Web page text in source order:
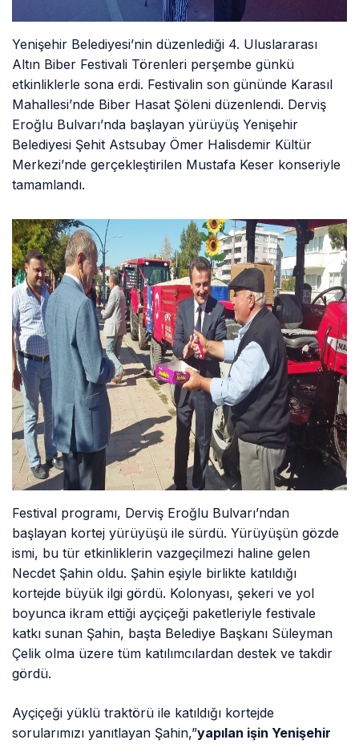
Yenişehir Belediyesi’nin düzenlediği 4. Uluslararası
Altın Biber Festivali Törenleri perşembe günkü
etkinliklerle sona erdi. Festivalin son gününde Karasıl
Mahallesi’nde Biber Hasat Şöleni düzenlendi. Derviş
Eroğlu Bulvarı’nda başlayan yürüyüş Yenişehir
Belediyesi Şehit Astsubay Ömer Halisdemir Kültür
Merkezi’nde gerçekleştirilen Mustafa Keser konseriyle
tamamlandı.
Festival programı, Derviş Eroğlu Bulvarı’ndan
başlayan kortej yürüyüşü ile sürdü. Yürüyüşün gözde
ismi, bu tür etkinliklerin vazgeçilmezi haline gelen
Necdet Şahin oldu. Şahin eşiyle birlikte katıldığı
kortejde büyük ilgi gördü. Kolonyası, şekeri ve yol
boyunca ikram ettiği ayçiçeği paketleriyle festivale
katkı sunan Şahin, başta Belediye Başkanı Süleyman
Çelik olma üzere tüm katılımcılardan destek ve takdir
gördü.
Ayçiçeği yüklü traktörü ile katıldığı kortejde
sorularımızı yanıtlayan Şahin,”yapılan işin Yenişehir